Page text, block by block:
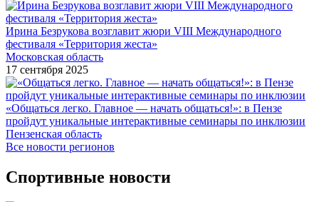
Ирина Безрукова возглавит жюри VIII Международного
фестиваля «Территория жеста»
Московская область
17 сентября 2025
«Общаться легко. Главное — начать общаться!»: в Пензе
пройдут уникальные интерактивные семинары по инклюзии
Пензенская область
Все новости регионов
Спортивные новости